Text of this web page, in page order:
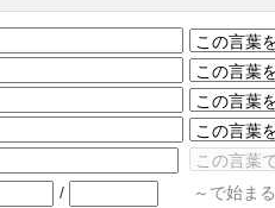
/ ～で始まる